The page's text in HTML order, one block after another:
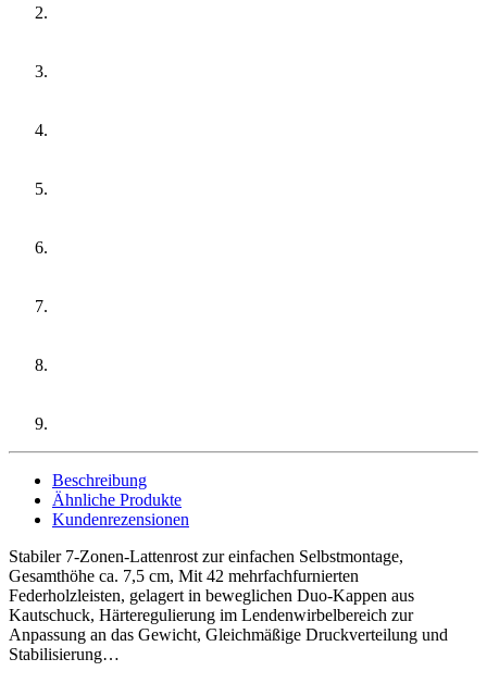
Beschreibung
Ähnliche Produkte
Kundenrezensionen
Stabiler 7-Zonen-Lattenrost zur einfachen Selbstmontage,
Gesamthöhe ca. 7,5 cm, Mit 42 mehrfachfurnierten
Federholzleisten, gelagert in beweglichen Duo-Kappen aus
Kautschuck, Härteregulierung im Lendenwirbelbereich zur
Anpassung an das Gewicht, Gleichmäßige Druckverteilung und
Stabilisierung…